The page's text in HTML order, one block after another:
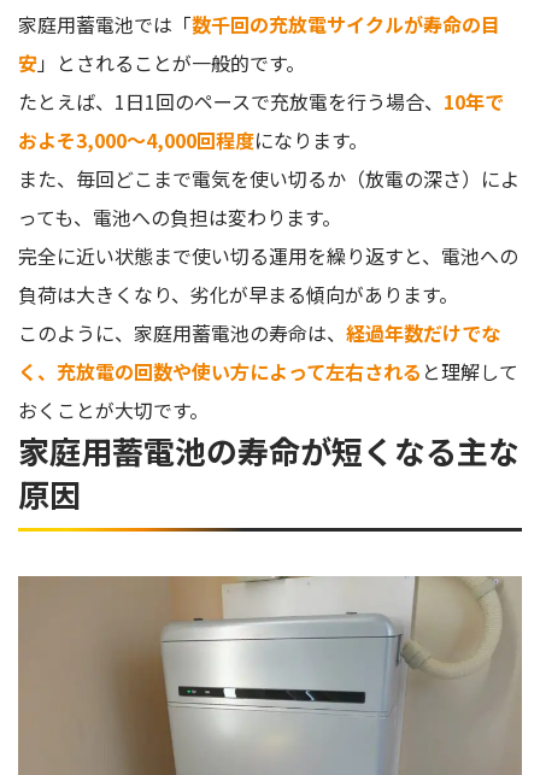
家庭用蓄電池では「数千回の充放電サイクルが寿命の目
安」とされることが一般的です。
たとえば、1日1回のペースで充放電を行う場合、 10年で
およそ3,000〜4,000回程度になります。
また、毎回どこまで電気を使い切るか（放電の深さ）によ
っても、電池への負担は変わります。
完全に近い状態まで使い切る運用を繰り返すと、電池への
負荷は大きくなり、劣化が早まる傾向があります。
このように、家庭用蓄電池の寿命は、 経過年数だけでな
く、充放電の回数や使い方によって左右される と理解して
おくことが大切です。
家庭用蓄電池の寿命が短くなる主な
原因